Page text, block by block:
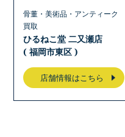
骨董・美術品・アンティーク
買取
ひるねこ堂 二又瀬店
( 福岡市東区 )
店舗情報はこちら